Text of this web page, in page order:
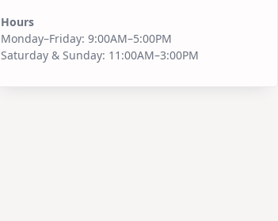
Hours
Monday–Friday: 9:00AM–5:00PM
Saturday & Sunday: 11:00AM–3:00PM